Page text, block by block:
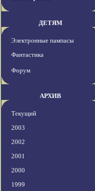
ДЕТЯМ
Электронные пампасы
Фантастика
Форум
АРХИВ
Текущий
2003
2002
2001
2000
1999